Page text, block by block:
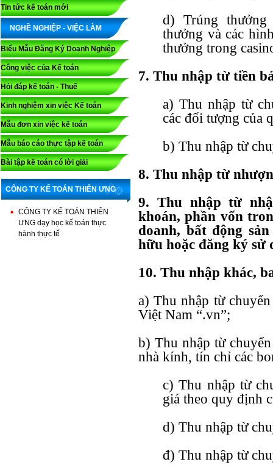
Tin tức kế toán mới
NGHỀ NGHIỆP - VIỆC LÀM
Biểu Mẫu Đăng Ký Doanh Nghiệp
Công việc của Kế toán
Hỏi đáp kế toán - Thuế
Kinh nghiệm xin việc Kế toán
Mẫu đơn xin việc kế toán
Mẫu báo cáo thực tập kế toán
Bài tập kế toán có lời giải
CÔNG TY KẾ TOÁN THIÊN ƯNG
CÔNG TY KẾ TOÁN THIÊN
ƯNG dạy học kế toán thực
hành thực tế
d) Trúng
thưởng và các
thưởng trong
7. Thu nhập từ tiền
a) Thu nhập từ
các đối tượng của
b) Thu nhập từ
8. Thu nhập từ
9. Thu nhập từ
khoán, phần vốn
doanh, bất động
hữu hoặc đăng ký sử
10. Thu nhập khác,
a) Thu nhập từ
Việt Nam “.vn”;
b) Thu nhập từ
nhà kính, tín chỉ các
c) Thu nhập từ
giá theo quy định
d) Thu nhập từ
đ) Thu nhập từ